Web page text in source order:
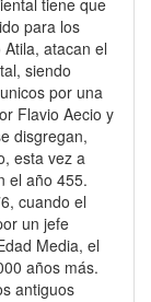
tiene que
para los
atacan el
siendo
por una
Flavio Aecio y
disgregan,
esta vez a
el año 455.
cuando el
un jefe
Media, el
años más.
antiguos